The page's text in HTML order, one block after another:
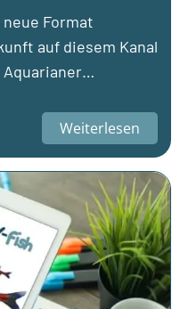
neue Format
auf diesem Kanal
Aquarianer…
Weiterlesen